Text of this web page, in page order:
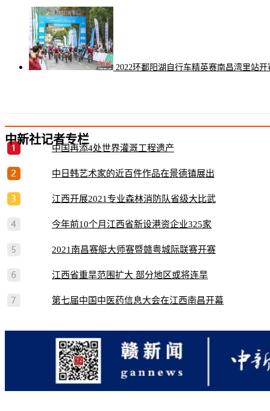
2022环鄱阳湖自行车精英赛南昌湾里站开
中新社记者专栏
中国再添4处世界灌溉工程遗产
中日韩艺术家的近百件作品在景德镇展出
江西开展2021专业森林消防队省级大比武
今年前10个月江西省新设港资企业325家
2021南昌赛艇大师赛暨赣粤城际联赛开赛
江西省重旱范围扩大 部分地区或将连旱
第七届中国中医药信息大会在江西南昌开幕